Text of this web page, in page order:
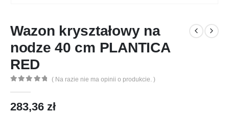
Wazon kryształowy na
nodze 40 cm PLANTICA
RED
( Na razie nie ma opinii o produkcie. )
283,36 zł